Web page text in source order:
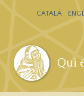
Pasar al
Qui
CATALÁ